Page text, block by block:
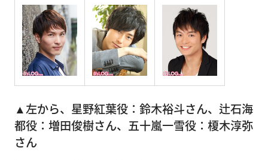
▲左から、星野紅葉役：鈴木裕斗さん、辻石海
都役：増田俊樹さん、五十嵐一雪役：榎木淳弥
さん